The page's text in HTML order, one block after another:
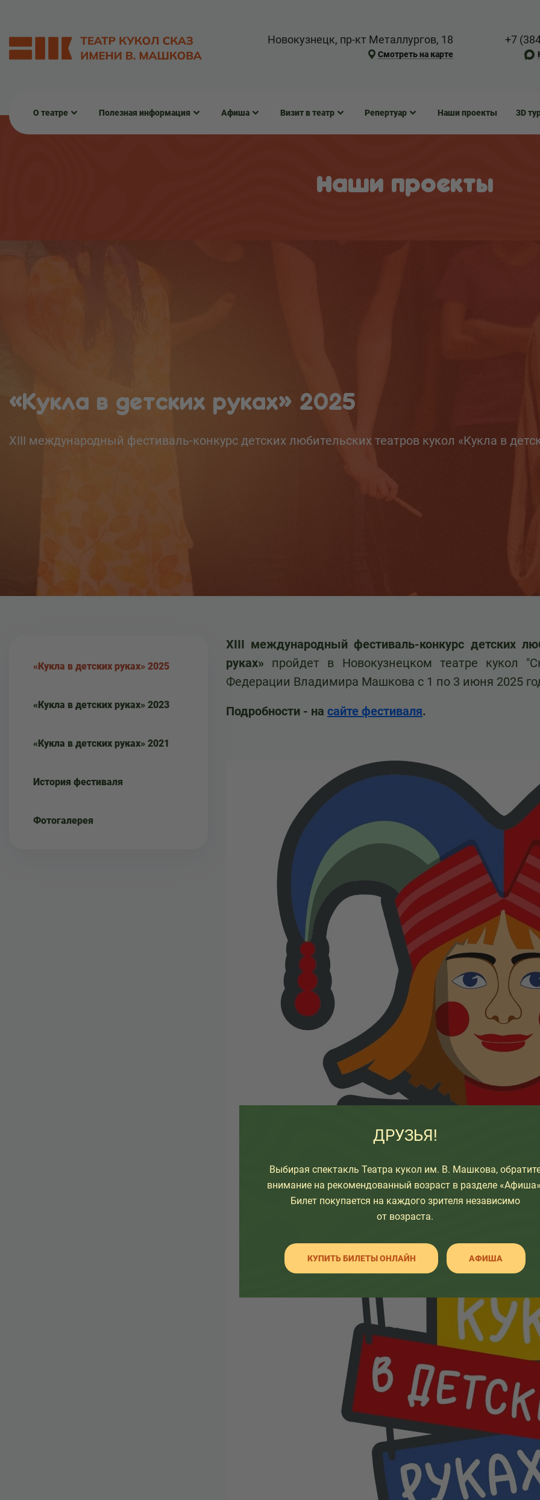
Новокузнецк, пр-кт Металлургов, 18
Смотреть на карте
+7
О театре Полезная информация Афиша Визит в театр Репертуар Наши проекты 3D
Наши проекты
«Кукла в детских руках» 2025
XIII международный фестиваль-конкурс детских любительских театров кукол «Кукла в
«Кукла в детских руках» 2025
«Кукла в детских руках» 2023
«Кукла в детских руках» 2021
История фестиваля
Фотогалерея
XIII международный фестиваль-конкурс детских
руках» пройдет в Новокузнецком театре кукол
Федерации Владимира Машкова с 1 по 3 июня 2025
Подробности - на сайте фестиваля.
ДРУЗЬЯ!
Выбирая спектакль Театра кукол им. В. Машкова,
внимание на рекомендованный возраст в разделе
Билет покупается на каждого зрителя независимо
от возраста.
КУПИТЬ БИЛЕТЫ ОНЛАЙН АФИША